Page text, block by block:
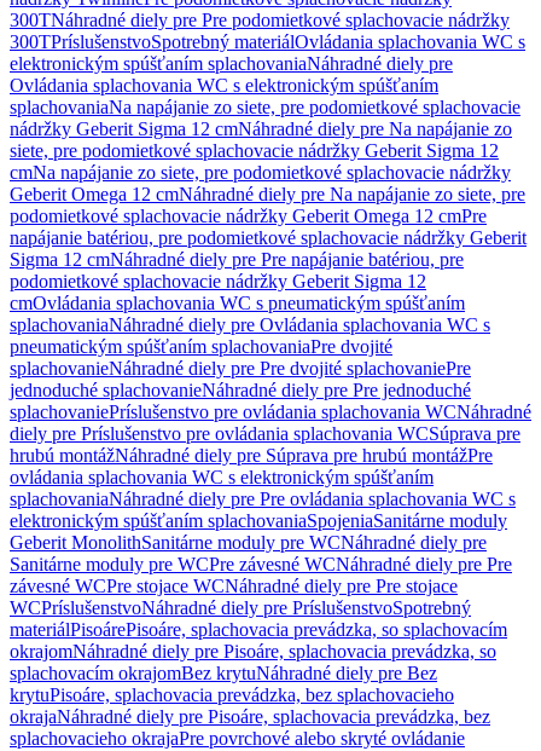
300TNáhradné diely pre Pre podomietkové splachovacie nádržky
300TPríslušenstvoSpotrebný materiálOvládania splachovania WC s
elektronickým spúšťaním splachovaniaNáhradné diely pre
Ovládania splachovania WC s elektronickým spúšťaním
splachovaniaNa napájanie zo siete, pre podomietkové splachovacie
nádržky Geberit Sigma 12 cmNáhradné diely pre Na napájanie zo
siete, pre podomietkové splachovacie nádržky Geberit Sigma 12
cmNa napájanie zo siete, pre podomietkové splachovacie nádržky
Geberit Omega 12 cmNáhradné diely pre Na napájanie zo siete, pre
podomietkové splachovacie nádržky Geberit Omega 12 cmPre
napájanie batériou, pre podomietkové splachovacie nádržky Geberit
Sigma 12 cmNáhradné diely pre Pre napájanie batériou, pre
podomietkové splachovacie nádržky Geberit Sigma 12
cmOvládania splachovania WC s pneumatickým spúšťaním
splachovaniaNáhradné diely pre Ovládania splachovania WC s
pneumatickým spúšťaním splachovaniaPre dvojité
splachovanieNáhradné diely pre Pre dvojité splachovaniePre
jednoduché splachovanieNáhradné diely pre Pre jednoduché
splachovaniePríslušenstvo pre ovládania splachovania WCNáhradné
diely pre Príslušenstvo pre ovládania splachovania WCSúprava pre
hrubú montážNáhradné diely pre Súprava pre hrubú montážPre
ovládania splachovania WC s elektronickým spúšťaním
splachovaniaNáhradné diely pre Pre ovládania splachovania WC s
elektronickým spúšťaním splachovaniaSpojeniaSanitárne moduly
Geberit MonolithSanitárne moduly pre WCNáhradné diely pre
Sanitárne moduly pre WCPre závesné WCNáhradné diely pre Pre
závesné WCPre stojace WCNáhradné diely pre Pre stojace
WCPríslušenstvoNáhradné diely pre PríslušenstvoSpotrebný
materiálPisoárePisoáre, splachovacia prevádzka, so splachovacím
okrajomNáhradné diely pre Pisoáre, splachovacia prevádzka, so
splachovacím okrajomBez krytuNáhradné diely pre Bez
krytuPisoáre, splachovacia prevádzka, bez splachovacieho
okrajaNáhradné diely pre Pisoáre, splachovacia prevádzka, bez
splachovacieho okrajaPre povrchové alebo skryté ovládanie